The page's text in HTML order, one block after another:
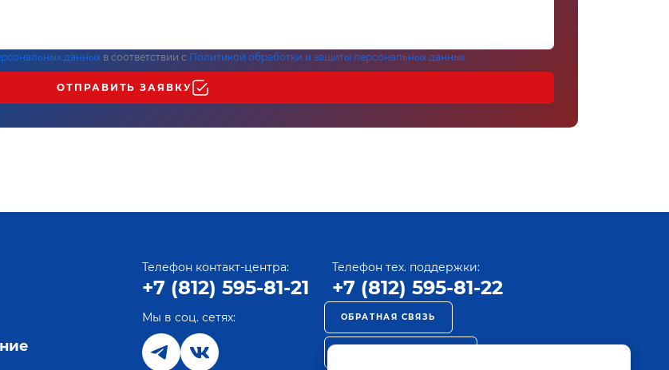
данных в соответствии с Политикой обработки и защиты персональных данных
ОТПРАВИТЬ ЗАЯВКУ
Телефон контакт-центра:
+7 (812) 595-81-21
Телефон тех. поддержки:
+7 (812) 595-81-22
Мы в соц. сетях: ОБРАТНАЯ СВЯЗЬ